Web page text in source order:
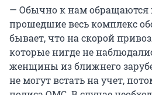
— Обычно к нам
прошедшие весь комплекс
бывает, что на скорой
которые нигде не
женщины из ближнего
не могут встать на учет,